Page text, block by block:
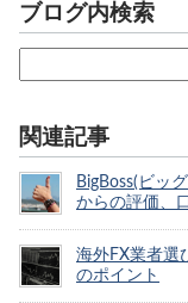
ブログ内検索
関連記事
BigBoss(ビッ
からの評価、
海外FX業者選
のポイント